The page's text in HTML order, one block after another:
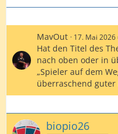
MavOut 17. Mai 2026
Hat den Titel des
nach oben oder in
„Spieler auf dem
überraschend guter
biopio26